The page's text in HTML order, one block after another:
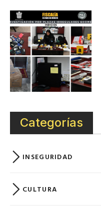
Categorías
INSEGURIDAD
CULTURA